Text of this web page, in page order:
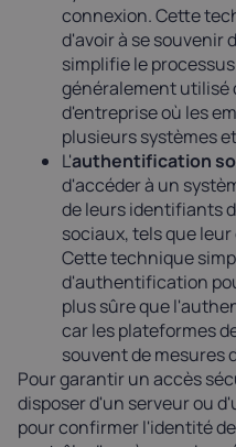
connexion. Cette
d'avoir à se souvenir
simplifie le
généralement utilisé
d'entreprise où les
plusieurs systèmes
L'authentification
d'accéder à un
de leurs identifiants
sociaux, tels que
Cette technique
d'authentification
plus sûre que
car les plateformes
souvent de mesures
Pour garantir un accès
disposer d'un serveur ou
pour confirmer l'identité